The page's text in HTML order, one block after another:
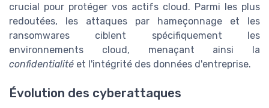
crucial pour protéger vos actifs cloud. Parmi les plus
redoutées, les attaques par hameçonnage et les
ransomwares ciblent spécifiquement les
environnements cloud, menaçant ainsi la
confidentialité et l'intégrité des données d'entreprise.
Évolution des cyberattaques